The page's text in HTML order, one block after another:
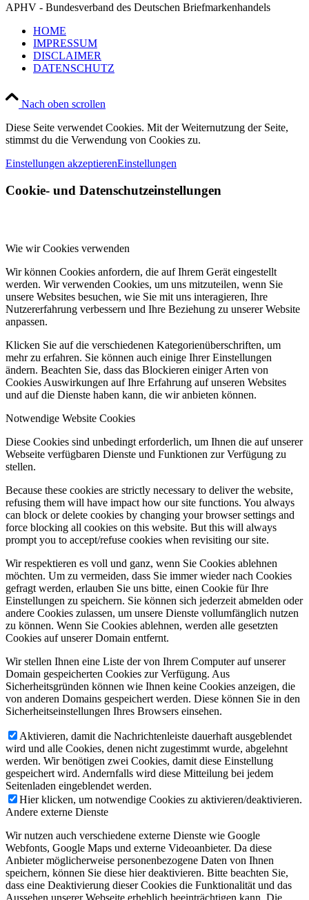
APHV - Bundesverband des Deutschen Briefmarkenhandels
HOME
IMPRESSUM
DISCLAIMER
DATENSCHUTZ
Nach oben scrollen
Diese Seite verwendet Cookies. Mit der Weiternutzung der Seite,
stimmst du die Verwendung von Cookies zu.
Einstellungen akzeptierenEinstellungen
Cookie- und Datenschutzeinstellungen
Wie wir Cookies verwenden
Wir können Cookies anfordern, die auf Ihrem Gerät eingestellt
werden. Wir verwenden Cookies, um uns mitzuteilen, wenn Sie
unsere Websites besuchen, wie Sie mit uns interagieren, Ihre
Nutzererfahrung verbessern und Ihre Beziehung zu unserer Website
anpassen.
Klicken Sie auf die verschiedenen Kategorienüberschriften, um
mehr zu erfahren. Sie können auch einige Ihrer Einstellungen
ändern. Beachten Sie, dass das Blockieren einiger Arten von
Cookies Auswirkungen auf Ihre Erfahrung auf unseren Websites
und auf die Dienste haben kann, die wir anbieten können.
Notwendige Website Cookies
Diese Cookies sind unbedingt erforderlich, um Ihnen die auf unserer
Webseite verfügbaren Dienste und Funktionen zur Verfügung zu
stellen.
Because these cookies are strictly necessary to deliver the website,
refusing them will have impact how our site functions. You always
can block or delete cookies by changing your browser settings and
force blocking all cookies on this website. But this will always
prompt you to accept/refuse cookies when revisiting our site.
Wir respektieren es voll und ganz, wenn Sie Cookies ablehnen
möchten. Um zu vermeiden, dass Sie immer wieder nach Cookies
gefragt werden, erlauben Sie uns bitte, einen Cookie für Ihre
Einstellungen zu speichern. Sie können sich jederzeit abmelden oder
andere Cookies zulassen, um unsere Dienste vollumfänglich nutzen
zu können. Wenn Sie Cookies ablehnen, werden alle gesetzten
Cookies auf unserer Domain entfernt.
Wir stellen Ihnen eine Liste der von Ihrem Computer auf unserer
Domain gespeicherten Cookies zur Verfügung. Aus
Sicherheitsgründen können wie Ihnen keine Cookies anzeigen, die
von anderen Domains gespeichert werden. Diese können Sie in den
Sicherheitseinstellungen Ihres Browsers einsehen.
Aktivieren, damit die Nachrichtenleiste dauerhaft ausgeblendet
wird und alle Cookies, denen nicht zugestimmt wurde, abgelehnt
werden. Wir benötigen zwei Cookies, damit diese Einstellung
gespeichert wird. Andernfalls wird diese Mitteilung bei jedem
Seitenladen eingeblendet werden.
Hier klicken, um notwendige Cookies zu aktivieren/deaktivieren.
Andere externe Dienste
Wir nutzen auch verschiedene externe Dienste wie Google
Webfonts, Google Maps und externe Videoanbieter. Da diese
Anbieter möglicherweise personenbezogene Daten von Ihnen
speichern, können Sie diese hier deaktivieren. Bitte beachten Sie,
dass eine Deaktivierung dieser Cookies die Funktionalität und das